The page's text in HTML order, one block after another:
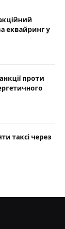
еквайринг у
проти
таксі через